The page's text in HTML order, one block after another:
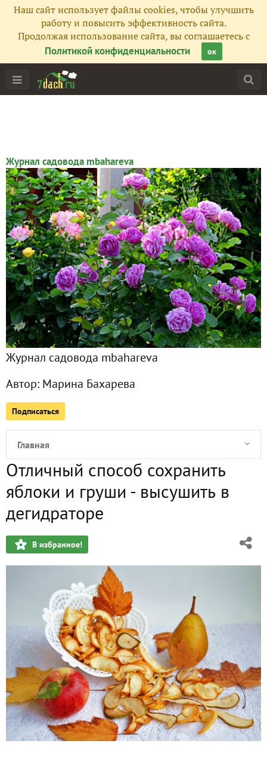
Наш сайт использует файлы cookies, чтобы улучшить
работу и повысить эффективность сайта.
Продолжая использование сайта, вы соглашаетесь с
Политикой конфиденциальности
ок
Журнал садовода mbahareva
Журнал садовода mbahareva
Автор: Марина Бахарева
Подписаться
Главная
Подписчики
Отличный способ сохранить
яблоки и груши - высушить в
дегидраторе
В избранное!